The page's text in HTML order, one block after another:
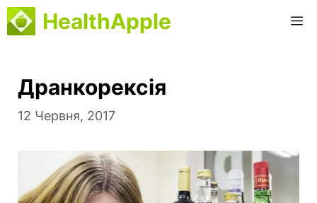
Перейти
до
HealthApple
Дранкорексія
12 Червня, 2017